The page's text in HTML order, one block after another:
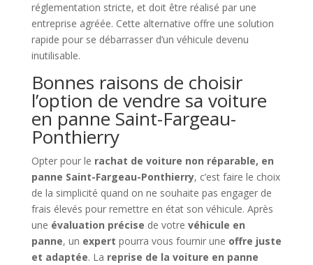
réglementation stricte, et doit être réalisé par une
entreprise agréée. Cette alternative offre une solution
rapide pour se débarrasser d’un véhicule devenu
inutilisable.
Bonnes raisons de choisir
l’option de vendre sa voiture
en panne Saint-Fargeau-
Ponthierry
Opter pour le rachat de voiture non réparable, en
panne Saint-Fargeau-Ponthierry, c’est faire le choix
de la simplicité quand on ne souhaite pas engager de
frais élevés pour remettre en état son véhicule. Après
une évaluation précise de votre véhicule en
panne, un expert pourra vous fournir une offre juste
et adaptée. La reprise de la voiture en panne